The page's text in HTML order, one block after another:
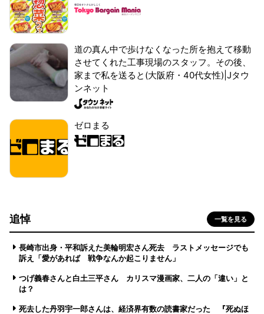
道の真ん中で歩けなくなった所を抱えて移動
させてくれた工事現場のスタッフ。その後、
家まで私を送ると(大阪府・40代女性)|Jタウ
ンネット
ゼロまる
追悼 一覧を見る
長崎市出身・平和訴えた美輪明宏さん死去 ラストメッセージでも
訴え「愛があれば 戦争なんか起こりません」
つげ義春さんと白土三平さん カリスマ漫画家、二人の「違い」と
は？
死去した丹羽宇一郎さんは、経済界有数の読書家だった 『死ぬほ